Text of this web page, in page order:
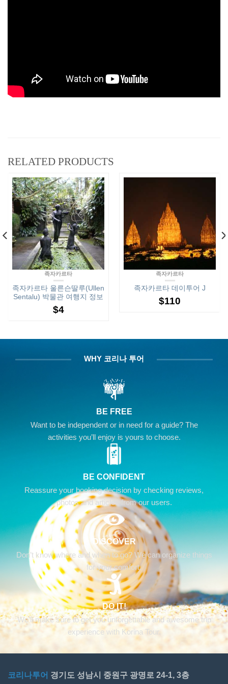
RELATED PRODUCTS
족자카르타
족자카르타 울른슨딸루(Ullen
Sentalu) 박물관 여행지 정보
$4
족자카르타
족자카르타 데이투어 J
$110
WHY 코리나 투어
BE FREE
Want to be independent or in need for a guide? The
activities you’ll enjoy is yours to choose.
BE CONFIDENT
Reassure your booking decision by checking reviews,
photos and articles from our users.
DISCOVER
Don’t know where and when to go? We can organize things
for your comfort.
DO IT!
We’ll make sure to get you unforgettable and awesome trip
experience with Korina Tour.
코리나투어 경기도 성남시 중원구 광명로 24-1, 3층